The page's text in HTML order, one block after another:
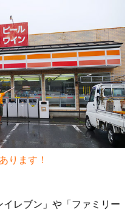
ります！
レブン」や「ファミリー